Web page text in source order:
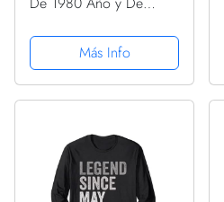
CamisetaMás Info